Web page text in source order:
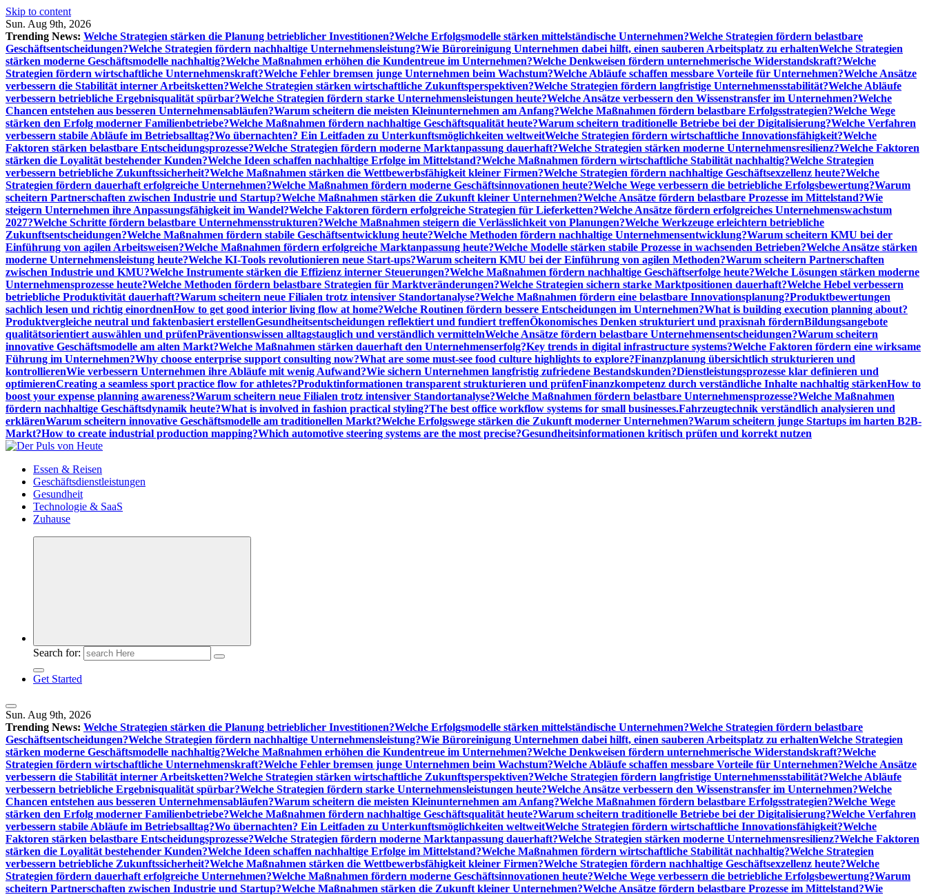
Skip to content
Sun. Aug 9th, 2026
Trending News: Welche Strategien stärken die Planung betrieblicher Investitionen?Welche Erfolgsmodelle stärken mittelständische Unternehmen?Welche Strategien fördern belastbare
Geschäftsentscheidungen?Welche Strategien fördern nachhaltige Unternehmensleistung?Wie Büroreinigung Unternehmen dabei hilft, einen sauberen Arbeitsplatz zu erhaltenWelche Strategien
stärken moderne Geschäftsmodelle nachhaltig?Welche Maßnahmen erhöhen die Kundentreue im Unternehmen?Welche Denkweisen fördern unternehmerische Widerstandskraft?Welche
Strategien fördern wirtschaftliche Unternehmenskraft?Welche Fehler bremsen junge Unternehmen beim Wachstum?Welche Abläufe schaffen messbare Vorteile für Unternehmen?Welche Ansätze
verbessern die Stabilität interner Arbeitsketten?Welche Strategien stärken wirtschaftliche Zukunftsperspektiven?Welche Strategien fördern langfristige Unternehmensstabilität?Welche Abläufe
verbessern betriebliche Ergebnisqualität spürbar?Welche Strategien fördern starke Unternehmensleistungen heute?Welche Ansätze verbessern den Wissenstransfer im Unternehmen?Welche
Chancen entstehen aus besseren Unternehmensabläufen?Warum scheitern die meisten Kleinunternehmen am Anfang?Welche Maßnahmen fördern belastbare Erfolgsstrategien?Welche Wege
stärken den Erfolg moderner Familienbetriebe?Welche Maßnahmen fördern nachhaltige Geschäftsqualität heute?Warum scheitern traditionelle Betriebe bei der Digitalisierung?Welche Verfahren
verbessern stabile Abläufe im Betriebsalltag?Wo übernachten? Ein Leitfaden zu Unterkunftsmöglichkeiten weltweitWelche Strategien fördern wirtschaftliche Innovationsfähigkeit?Welche
Faktoren stärken belastbare Entscheidungsprozesse?Welche Strategien fördern moderne Marktanpassung dauerhaft?Welche Strategien stärken moderne Unternehmensresilienz?Welche Faktoren
stärken die Loyalität bestehender Kunden?Welche Ideen schaffen nachhaltige Erfolge im Mittelstand?Welche Maßnahmen fördern wirtschaftliche Stabilität nachhaltig?Welche Strategien
verbessern betriebliche Zukunftssicherheit?Welche Maßnahmen stärken die Wettbewerbsfähigkeit kleiner Firmen?Welche Strategien fördern nachhaltige Geschäftsexzellenz heute?Welche
Strategien fördern dauerhaft erfolgreiche Unternehmen?Welche Maßnahmen fördern moderne Geschäftsinnovationen heute?Welche Wege verbessern die betriebliche Erfolgsbewertung?Warum
scheitern Partnerschaften zwischen Industrie und Startup?Welche Maßnahmen stärken die Zukunft kleiner Unternehmen?Welche Ansätze fördern belastbare Prozesse im Mittelstand?Wie
steigern Unternehmen ihre Anpassungsfähigkeit im Wandel?Welche Faktoren fördern erfolgreiche Strategien für Lieferketten?Welche Ansätze fördern erfolgreiches Unternehmenswachstum
2027?Welche Schritte fördern belastbare Unternehmensstrukturen?Welche Maßnahmen steigern die Verlässlichkeit von Planungen?Welche Werkzeuge erleichtern betriebliche
Zukunftsentscheidungen?Welche Maßnahmen fördern stabile Geschäftsentwicklung heute?Welche Methoden fördern nachhaltige Unternehmensentwicklung?Warum scheitern KMU bei der
Einführung von agilen Arbeitsweisen?Welche Maßnahmen fördern erfolgreiche Marktanpassung heute?Welche Modelle stärken stabile Prozesse in wachsenden Betrieben?Welche Ansätze stärken
moderne Unternehmensleistung heute?Welche KI-Tools revolutionieren neue Start-ups?Warum scheitern KMU bei der Einführung von agilen Methoden?Warum scheitern Partnerschaften
zwischen Industrie und KMU?Welche Instrumente stärken die Effizienz interner Steuerungen?Welche Maßnahmen fördern nachhaltige Geschäftserfolge heute?Welche Lösungen stärken moderne
Unternehmensprozesse heute?Welche Methoden fördern belastbare Strategien für Marktveränderungen?Welche Strategien sichern starke Marktpositionen dauerhaft?Welche Hebel verbessern
betriebliche Produktivität dauerhaft?Warum scheitern neue Filialen trotz intensiver Standortanalyse?Welche Maßnahmen fördern eine belastbare Innovationsplanung?Produktbewertungen
sachlich lesen und richtig einordnenHow to get good interior living flow at home?Welche Routinen fördern bessere Entscheidungen im Unternehmen?What is building execution planning about?
Produktvergleiche neutral und faktenbasiert erstellenGesundheitsentscheidungen reflektiert und fundiert treffenÖkonomisches Denken strukturiert und praxisnah fördernBildungsangebote
qualitätsorientiert auswählen und prüfenPräventionswissen alltagstauglich und verständlich vermittelnWelche Ansätze fördern belastbare Unternehmensentscheidungen?Warum scheitern
innovative Geschäftsmodelle am alten Markt?Welche Maßnahmen stärken dauerhaft den Unternehmenserfolg?Key trends in digital infrastructure systems?Welche Faktoren fördern eine wirksame
Führung im Unternehmen?Why choose enterprise support consulting now?What are some must-see food culture highlights to explore?Finanzplanung übersichtlich strukturieren und
kontrollierenWie verbessern Unternehmen ihre Abläufe mit wenig Aufwand?Wie sichern Unternehmen langfristig zufriedene Bestandskunden?Dienstleistungsprozesse klar definieren und
optimierenCreating a seamless sport practice flow for athletes?Produktinformationen transparent strukturieren und prüfenFinanzkompetenz durch verständliche Inhalte nachhaltig stärkenHow to
boost your expense planning awareness?Warum scheitern neue Filialen trotz intensiver Standortanalyse?Welche Maßnahmen fördern belastbare Unternehmensprozesse?Welche Maßnahmen
fördern nachhaltige Geschäftsdynamik heute?What is involved in fashion practical styling?The best office workflow systems for small businesses.Fahrzeugtechnik verständlich analysieren und
erklärenWarum scheitern innovative Geschäftsmodelle am traditionellen Markt?Welche Erfolgswege stärken die Zukunft moderner Unternehmen?Warum scheitern junge Startups im harten B2B-
Markt?How to create industrial production mapping?Which automotive steering systems are the most precise?Gesundheitsinformationen kritisch prüfen und korrekt nutzen
Meldungen die Resonanz finden
Essen & Reisen
Geschäftsdienstleistungen
Gesundheit
Technologie & SaaS
Zuhause
Search for:
Get Started
Sun. Aug 9th, 2026
Trending News: Welche Strategien stärken die Planung betrieblicher Investitionen?Welche Erfolgsmodelle stärken mittelständische Unternehmen?Welche Strategien fördern belastbare
Geschäftsentscheidungen?Welche Strategien fördern nachhaltige Unternehmensleistung?Wie Büroreinigung Unternehmen dabei hilft, einen sauberen Arbeitsplatz zu erhaltenWelche Strategien
stärken moderne Geschäftsmodelle nachhaltig?Welche Maßnahmen erhöhen die Kundentreue im Unternehmen?Welche Denkweisen fördern unternehmerische Widerstandskraft?Welche
Strategien fördern wirtschaftliche Unternehmenskraft?Welche Fehler bremsen junge Unternehmen beim Wachstum?Welche Abläufe schaffen messbare Vorteile für Unternehmen?Welche Ansätze
verbessern die Stabilität interner Arbeitsketten?Welche Strategien stärken wirtschaftliche Zukunftsperspektiven?Welche Strategien fördern langfristige Unternehmensstabilität?Welche Abläufe
verbessern betriebliche Ergebnisqualität spürbar?Welche Strategien fördern starke Unternehmensleistungen heute?Welche Ansätze verbessern den Wissenstransfer im Unternehmen?Welche
Chancen entstehen aus besseren Unternehmensabläufen?Warum scheitern die meisten Kleinunternehmen am Anfang?Welche Maßnahmen fördern belastbare Erfolgsstrategien?Welche Wege
stärken den Erfolg moderner Familienbetriebe?Welche Maßnahmen fördern nachhaltige Geschäftsqualität heute?Warum scheitern traditionelle Betriebe bei der Digitalisierung?Welche Verfahren
verbessern stabile Abläufe im Betriebsalltag?Wo übernachten? Ein Leitfaden zu Unterkunftsmöglichkeiten weltweitWelche Strategien fördern wirtschaftliche Innovationsfähigkeit?Welche
Faktoren stärken belastbare Entscheidungsprozesse?Welche Strategien fördern moderne Marktanpassung dauerhaft?Welche Strategien stärken moderne Unternehmensresilienz?Welche Faktoren
stärken die Loyalität bestehender Kunden?Welche Ideen schaffen nachhaltige Erfolge im Mittelstand?Welche Maßnahmen fördern wirtschaftliche Stabilität nachhaltig?Welche Strategien
verbessern betriebliche Zukunftssicherheit?Welche Maßnahmen stärken die Wettbewerbsfähigkeit kleiner Firmen?Welche Strategien fördern nachhaltige Geschäftsexzellenz heute?Welche
Strategien fördern dauerhaft erfolgreiche Unternehmen?Welche Maßnahmen fördern moderne Geschäftsinnovationen heute?Welche Wege verbessern die betriebliche Erfolgsbewertung?Warum
scheitern Partnerschaften zwischen Industrie und Startup?Welche Maßnahmen stärken die Zukunft kleiner Unternehmen?Welche Ansätze fördern belastbare Prozesse im Mittelstand?Wie